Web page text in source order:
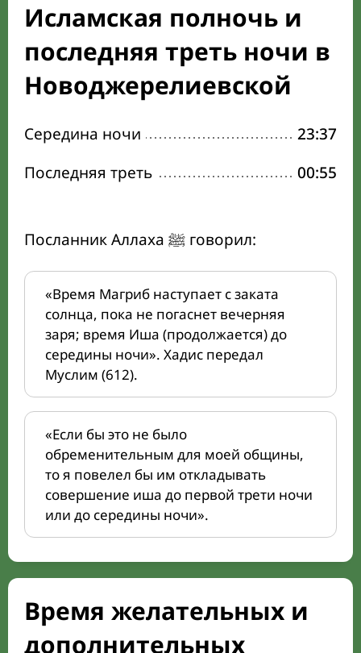
Исламская полночь и
последняя треть ночи в
Новоджерелиевской
Середина ночи
23:37
Последняя треть
00:55
Посланник Аллаха ﷺ говорил:
«Время Магриб наступает с заката
солнца, пока не погаснет вечерняя
заря; время Иша (продолжается) до
середины ночи». Хадис передал
Муслим (612).
«Если бы это не было
обременительным для моей общины,
то я повелел бы им откладывать
совершение иша до первой трети ночи
или до середины ночи».
Время желательных и
дополнительных